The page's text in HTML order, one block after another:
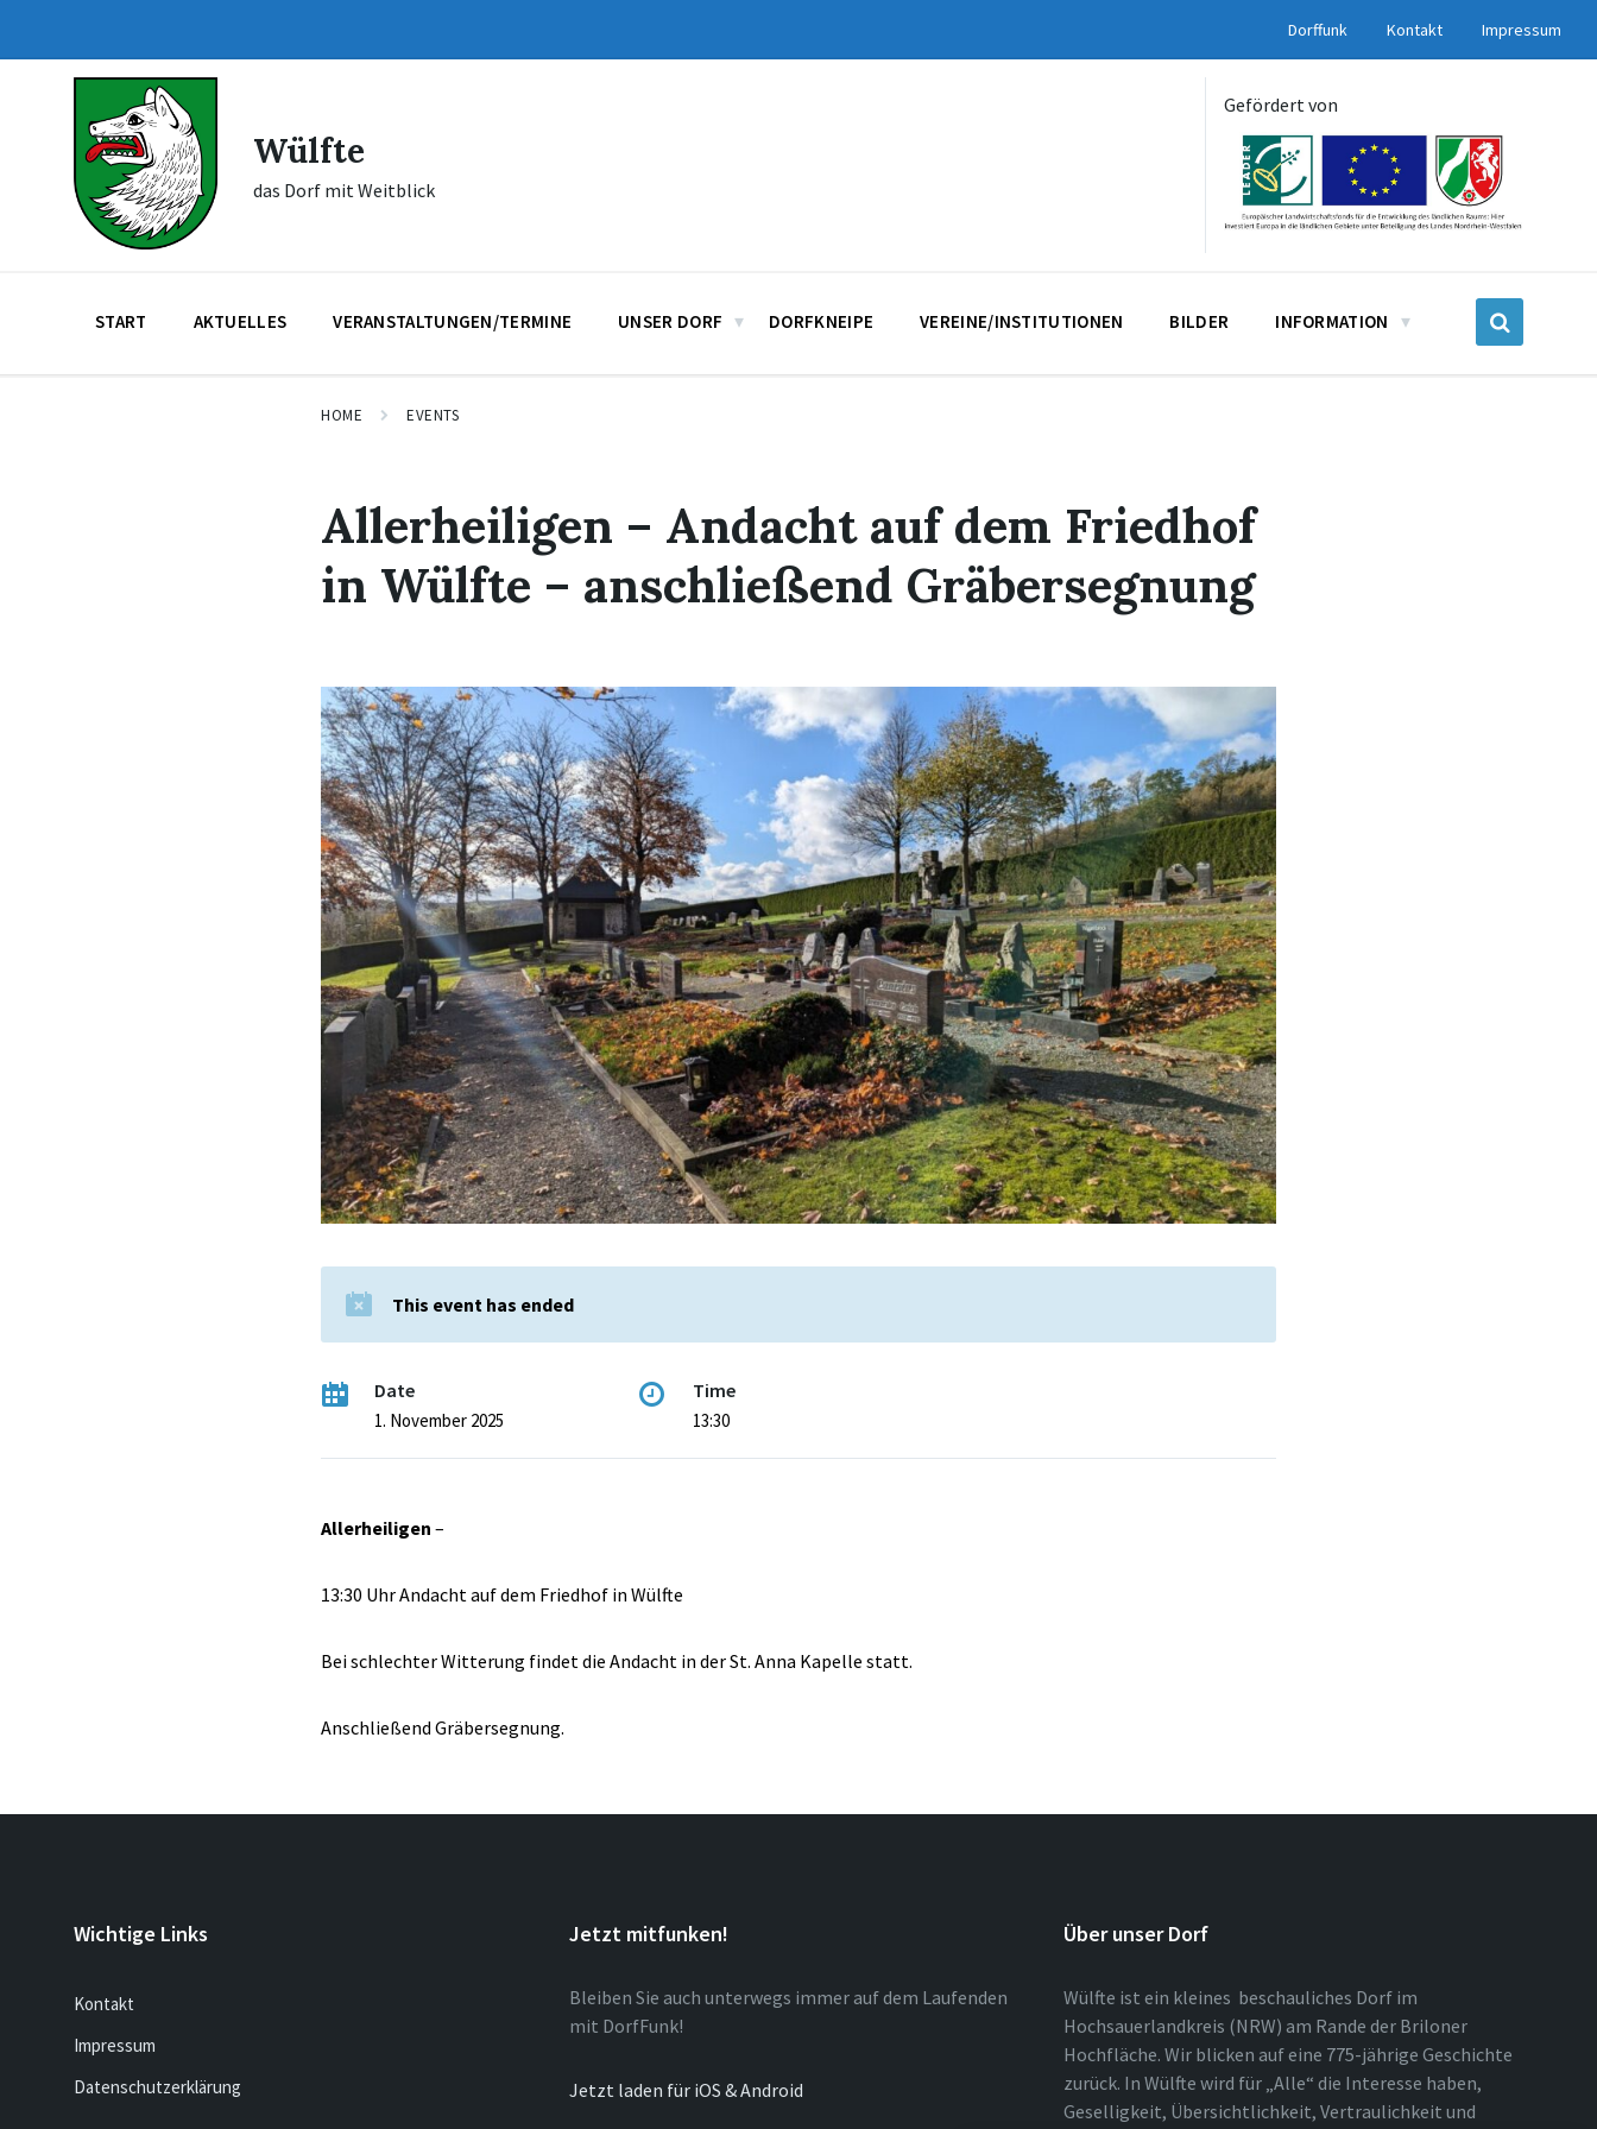
navigation
Dorffunk Kontakt Impressum
Wülfte
das Dorf mit Weitblick
Gefördert von
START AKTUELLES VERANSTALTUNGEN/TERMINE UNSER DORF DORFKNEIPE VEREINE/INSTITUTIONEN BILDER INFORMATION
HOME EVENTS
Allerheiligen – Andacht auf dem Friedhof
in Wülfte – anschließend Gräbersegnung
This event has ended
Date
1. November 2025
Time
13:30
Allerheiligen –
13:30 Uhr Andacht auf dem Friedhof in Wülfte
Bei schlechter Witterung findet die Andacht in der St. Anna Kapelle statt.
Anschließend Gräbersegnung.
Wichtige Links
Kontakt
Impressum
Datenschutzerklärung
Jetzt mitfunken!
Bleiben Sie auch unterwegs immer auf dem Laufenden
mit DorfFunk!
Jetzt laden für iOS & Android
Über unser Dorf
Wülfte ist ein kleines beschauliches Dorf im
Hochsauerlandkreis (NRW) am Rande der Briloner
Hochfläche. Wir blicken auf eine 775-jährige Geschichte
zurück. In Wülfte wird für „Alle“ die Interesse haben,
Geselligkeit, Übersichtlichkeit, Vertraulichkeit und